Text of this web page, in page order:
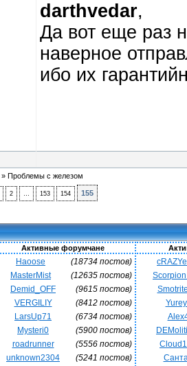
darthvedar,
Да вот еще раз
наверное
ибо их
» Проблемы с железом
2 … 153 154 155
Активные форумчане
Haoose
(18734 постов)
MasterMist
(12635 постов)
Demid_OFF
(9615 постов)
VERGILIY
(8412 постов)
LarsUp71
(6734 постов)
Mysteri0
(5900 постов)
roadrunner
(5556 постов)
unknown2304
(5241 постов)